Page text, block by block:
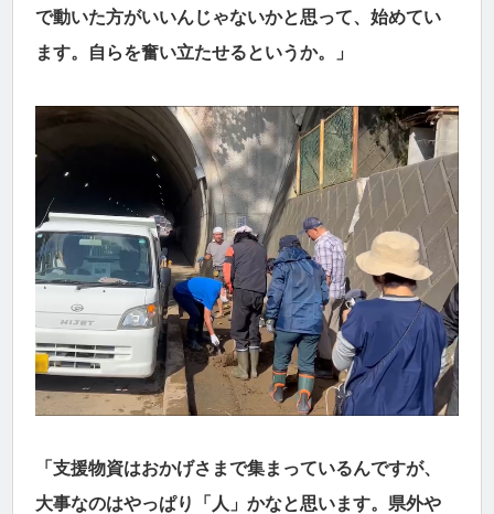
で動いた方がいいんじゃないかと思って、始めてい
ます。自らを奮い立たせるというか。」
「支援物資はおかげさまで集まっているんですが、
大事なのはやっぱり「人」かなと思います。県外や